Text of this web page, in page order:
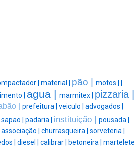
| material | pão | motos |
| agua | marmitex | pizzaria |
| prefeitura | veiculo | advogados |
sapao | padaria | instituição | pousada |
associação | churrasqueira | sorveteria |
| diesel | calibrar | betoneira | martelete